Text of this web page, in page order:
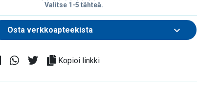
Valitse 1-5 tähteä.
Kopioi linkki